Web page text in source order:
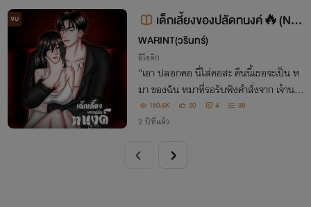
จบ
เด็กเลี้ยงของปลัดทนงค์🔥(NC
20+)💦
WARINT(วรินทร์)
อีโรติก
“เอา ปลอกคอ นี่ใส่คอสะ คืนนี้เธอจะเป็น ห
มา ของฉัน หมาที่รอรับฟังคำสั่งจาก เจ้านาย
อย่างฉันเพียงคนเดียว
150.6K 20 4 39
2 ปีที่แล้ว